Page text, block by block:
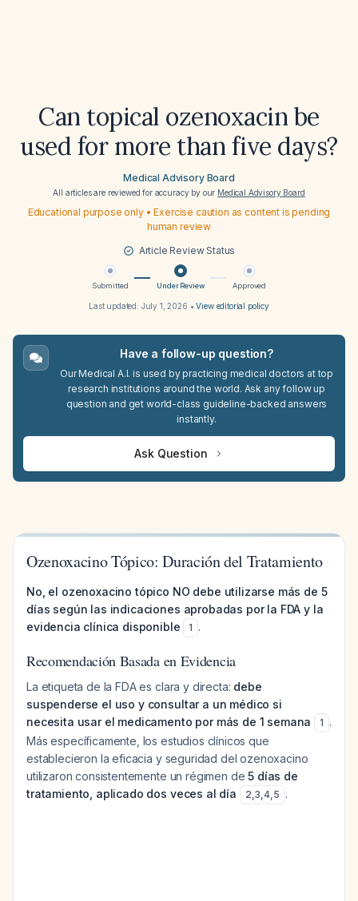
Can topical ozenoxacin be
used for more than five days?
Medical Advisory Board
All articles are reviewed for accuracy by our Medical Advisory Board
Educational purpose only • Exercise caution as content is pending
human review
Article Review Status
Submitted Under Review Approved
Last updated: July 1, 2026 •View editorial policy
Have a follow-up question?
Our Medical A.I. is used by practicing medical doctors at top
research institutions around the world. Ask any follow up
question and get world-class guideline-backed answers
instantly.
Ask Question
Ozenoxacino Tópico: Duración del Tratamiento
No, el ozenoxacino tópico NO debe utilizarse más de 5
días según las indicaciones aprobadas por la FDA y la
evidencia clínica disponible
1 .
Recomendación Basada en Evidencia
La etiqueta de la FDA es clara y directa: debe
suspenderse el uso y consultar a un médico si
necesita usar el medicamento por más de 1 semana
1 .
Más específicamente, los estudios clínicos que
establecieron la eficacia y seguridad del ozenoxacino
utilizaron consistentemente un régimen de5 días de
tratamiento, aplicado dos veces al día
2,3,4,5 .